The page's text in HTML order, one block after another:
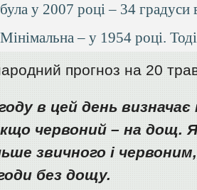
була у 2007 році – 34 градуси
Мінімальна – у 1954 році.
прогноз на 20
в цей день
червоний – на дощ.
звичного і
без дощу.